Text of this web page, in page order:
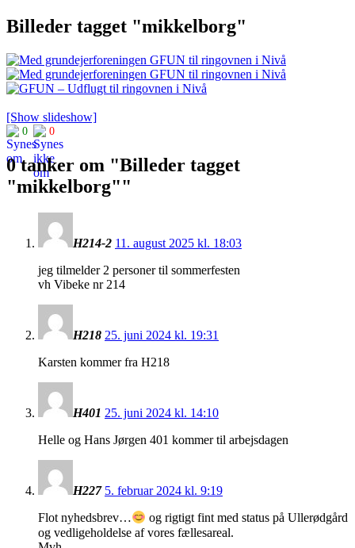
Billeder tagget "mikkelborg"
[Show slideshow]
0 0
0 tanker om "Billeder tagget
"mikkelborg""
H214-2 11. august 2025 kl. 18:03
jeg tilmelder 2 personer til sommerfesten
vh Vibeke nr 214
H218 25. juni 2024 kl. 19:31
Karsten kommer fra H218
H401 25. juni 2024 kl. 14:10
Helle og Hans Jørgen 401 kommer til arbejsdagen
H227 5. februar 2024 kl. 9:19
Flot nyhedsbrev…
og rigtigt fint med status på Ullerødgård
og vedligeholdelse af vores fællesareal.